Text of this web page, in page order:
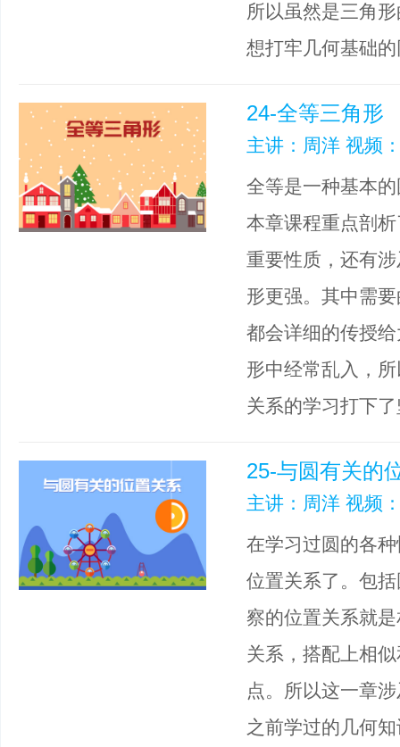
所以虽然是三角
想打牢几何基础
24-全等三角形
主讲：周洋 视频
全等是一种基本
本章课程重点剖
重要性质，还有
形更强。其中需
都会详细的传授
形中经常乱入，
关系的学习打下
25-与圆有关的
主讲：周洋 视频
在学习过圆的各
位置关系了。包
察的位置关系就
关系，搭配上相
点。所以这一章
之前学过的几何